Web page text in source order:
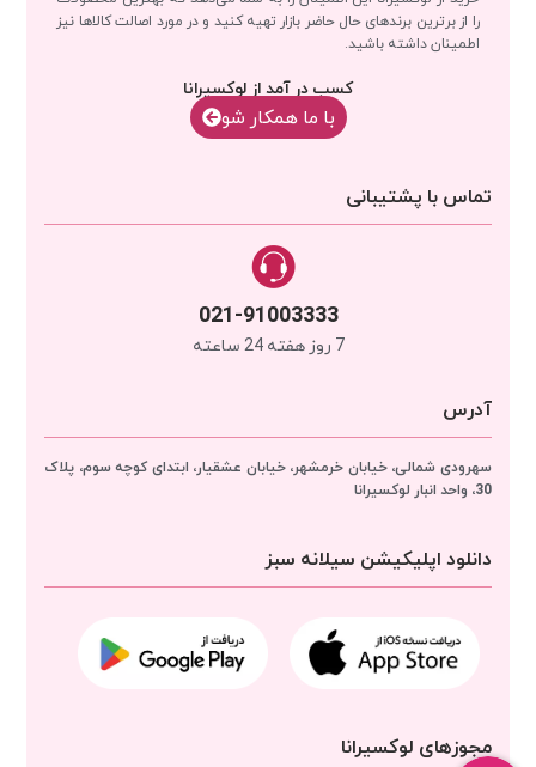
را از برترین برندهای حال حاضر بازار تهیه کنید و در مورد اصالت کالاها نیز
اطمینان داشته باشید.
کسب در آمد از لوکسیرانا
با‌‌ ما همکار شو
تماس با پشتیبانی
021-91003333
7 روز هفته 24 ساعته
آدرس
سهرودی شمالی، خیابان خرمشهر، خیابان عشقیار، ابتدای کوچه سوم، پلاک
30، واحد انبار
لوکسیرانا
دانلود اپلیکیشن سیلانه سبز
مجوزهای لوکسیرانا